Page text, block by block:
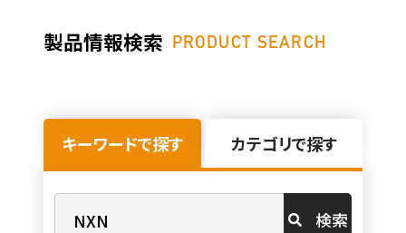
製品情報検索 PRODUCT SEARCH
キーワードで探す カテゴリで探す
検索